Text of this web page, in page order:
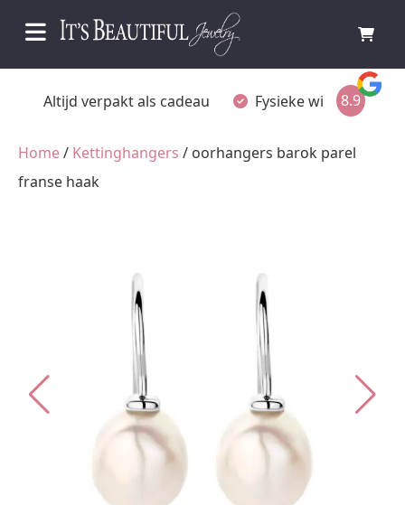
Fysieke winkel in Ommen Gratis achteraf
8.9
Home/ Kettinghangers / oorhangers barok parel
franse haak